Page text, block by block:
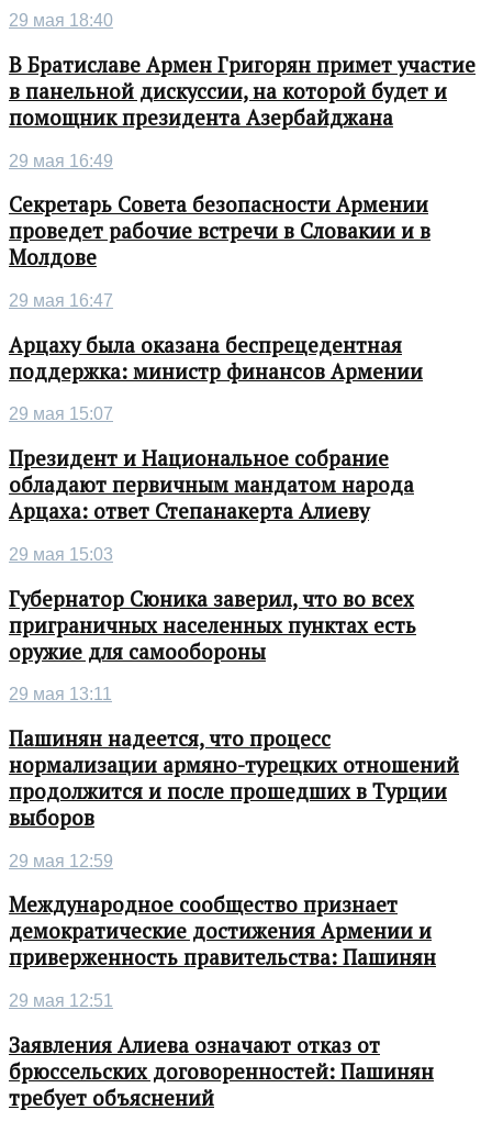
29 мая 18:40
В Братиславе Армен Григорян примет участие
в панельной дискуссии, на которой будет и
помощник президента Азербайджана
29 мая 16:49
Секретарь Совета безопасности Армении
проведет рабочие встречи в Словакии и в
Молдове
29 мая 16:47
Арцаху была оказана беспрецедентная
поддержка: министр финансов Армении
29 мая 15:07
Президент и Национальное собрание
обладают первичным мандатом народа
Арцаха: ответ Степанакерта Алиеву
29 мая 15:03
Губернатор Сюника заверил, что во всех
приграничных населенных пунктах есть
оружие для самообороны
29 мая 13:11
Пашинян надеется, что процесс
нормализации армяно-турецких отношений
продолжится и после прошедших в Турции
выборов
29 мая 12:59
Международное сообщество признает
демократические достижения Армении и
приверженность правительства: Пашинян
29 мая 12:51
Заявления Алиева означают отказ от
брюссельских договоренностей: Пашинян
требует объяснений